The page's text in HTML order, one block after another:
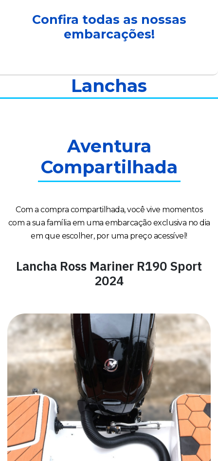
Confira todas as nossas
embarcações!
Lanchas
Aventura
Compartilhada
Com a compra compartilhada, você vive momentos
com a sua família em uma embarcação exclusiva no dia
em que escolher, por uma preço acessível!
Lancha Ross Mariner R190 Sport
2024